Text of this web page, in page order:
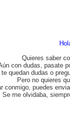
Quieres saber
con dudas, pasate
te quedan dudas o
Pero no quieres
conmigo, puedes
Se me olvidaba,